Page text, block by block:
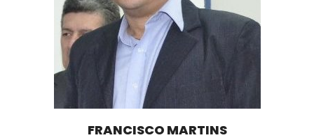
FRANCISCO MARTINS